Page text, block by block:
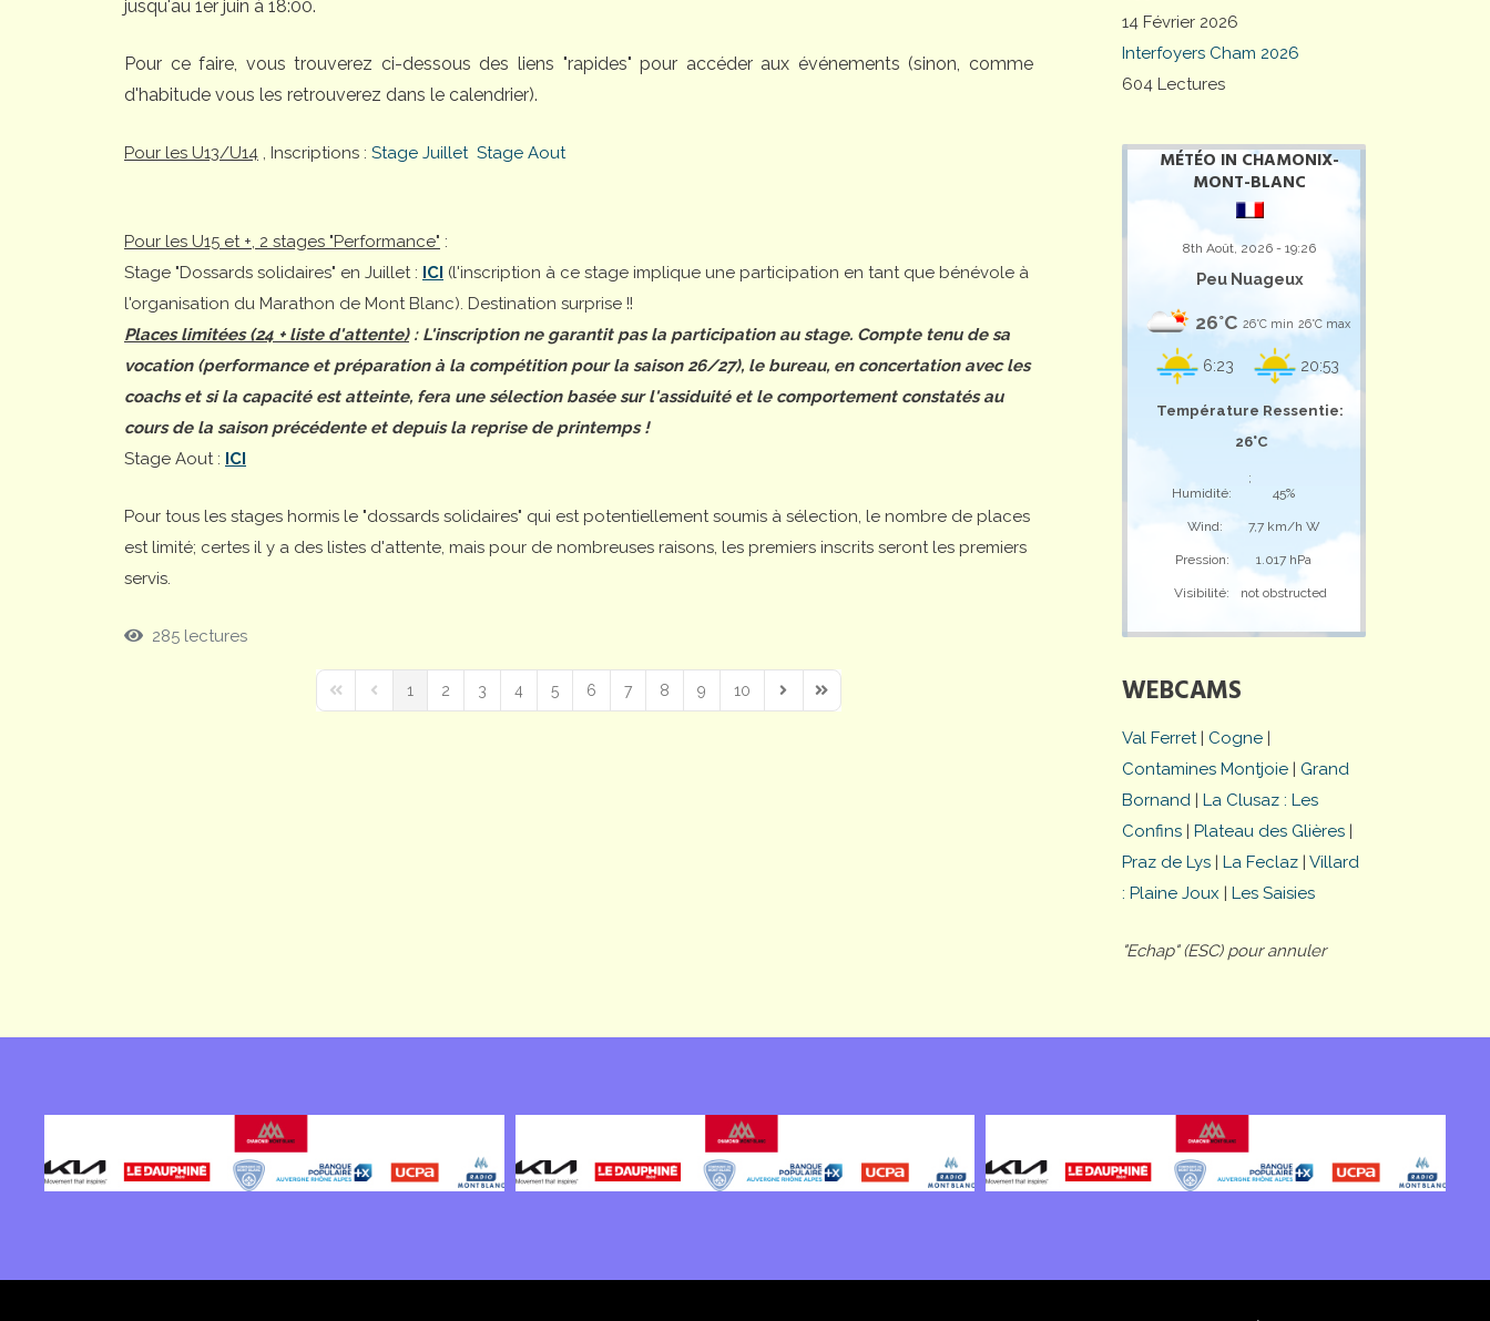
14 Février 2026
Interfoyers Cham 2026
604 Lectures
MÉTÉO IN CHAMONIX-
MONT-BLANC
8th Août, 2026 - 19:26
Peu Nuageux
26°C 26°C min 26°C max
6:23 20:53
Température Ressentie:
26°C
;
Humidité:
45%
Wind: 7,7 km/h W
Pression: 1.017 hPa
Visibilité: not obstructed
WEBCAMS
Val Ferret| Cogne |
Contamines Montjoie | Grand
Bornand | La Clusaz : Les
Confins | Plateau des Glières |
Praz de Lys | La Feclaz | Villard
: Plaine Joux | Les Saisies
"Echap" (ESC) pour annuler
jusqu'au 1er juin à 18:00.
Pour ce faire, vous trouverez ci-dessous des liens "rapides" pour accéder aux événements (sinon, comme
d'habitude vous les retrouverez dans le calendrier).
Pour les U13/U14 , Inscriptions : Stage Juillet Stage Aout
Pour les U15 et +, 2 stages "Performance" :
Stage "Dossards solidaires" en Juillet : ICI (l'inscription à ce stage implique une participation en tant que bénévole à
l'organisation du Marathon de Mont Blanc). Destination surprise !!
Places limitées (24 + liste d'attente): L'inscription ne garantit pas la participation au stage. Compte tenu de sa
vocation (performance et préparation à la compétition pour la saison 26/27), le bureau, en concertation avec les
coachs et si la capacité est atteinte, fera une sélection basée sur l'assiduité et le comportement constatés au
cours de la saison précédente et depuis la reprise de printemps !
Stage Aout : ICI
Pour tous les stages hormis le "dossards solidaires" qui est potentiellement soumis à sélection, le nombre de places
est limité; certes il y a des listes d'attente, mais pour de nombreuses raisons, les premiers inscrits seront les premiers
servis.
285 lectures
First PagePrevious Page
1 2 3 4 5 6 7 8 9 10
Next PageLast Page